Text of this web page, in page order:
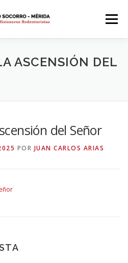
Menú
HISTORIA
PARROQUIAL 2024
ASCENSIÓN DEL
del Señor
POR JUAN CARLOS ARIAS